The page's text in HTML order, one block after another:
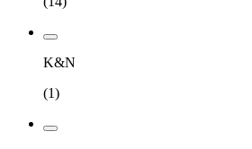
K&N
(1)